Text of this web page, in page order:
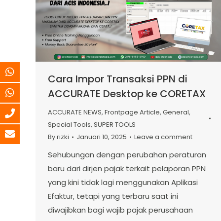
Cara Impor Transaksi PPN di
ACCURATE Desktop ke CORETAX
ACCURATE NEWS, Frontpage Article, General,
Special Tools, SUPER TOOLS
Byrizki Januari 10, 2025 Leave a comment
Sehubungan dengan perubahan peraturan
baru dari dirjen pajak terkait pelaporan PPN
yang kini tidak lagi menggunakan Aplikasi
Efaktur, tetapi yang terbaru saat ini
diwajibkan bagi wajib pajak perusahaan